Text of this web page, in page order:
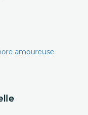
amoureuse